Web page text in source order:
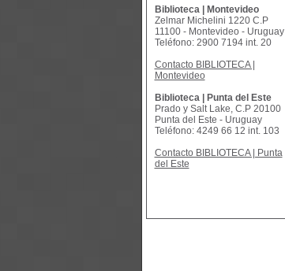
Biblioteca | Montevideo
Zelmar Michelini 1220 C.P
11100 - Montevideo - Uruguay
Teléfono: 2900 7194 int. 20
Contacto BIBLIOTECA |
Montevideo
Biblioteca | Punta del Este
Prado y Salt Lake, C.P 20100
Punta del Este - Uruguay
Teléfono: 4249 66 12 int. 103
Contacto BIBLIOTECA | Punta
del Este